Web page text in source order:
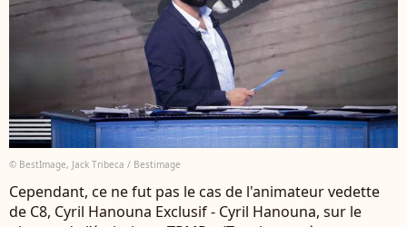
© BestImage, Jack Tribeca / Bestimage
Cependant, ce ne fut pas le cas de l'animateur vedette
de C8, Cyril Hanouna Exclusif - Cyril Hanouna, sur le